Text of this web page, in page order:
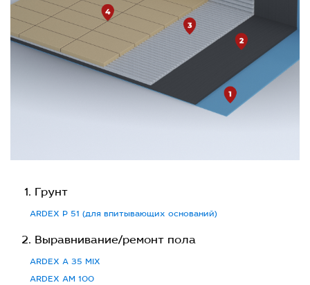
Грунт
ARDEX P 51 (для впитывающих оснований)
Выравнивание/ремонт пола
ARDEX A 35 MIX
ARDEX AM 100